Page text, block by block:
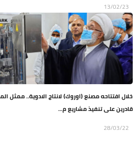
13/02/23
خلال افتتاحه مصنع (اوروك) لانتاج الادوية.. ممثل
قادرين على تنفيذ مشاريع م...
28/03/22